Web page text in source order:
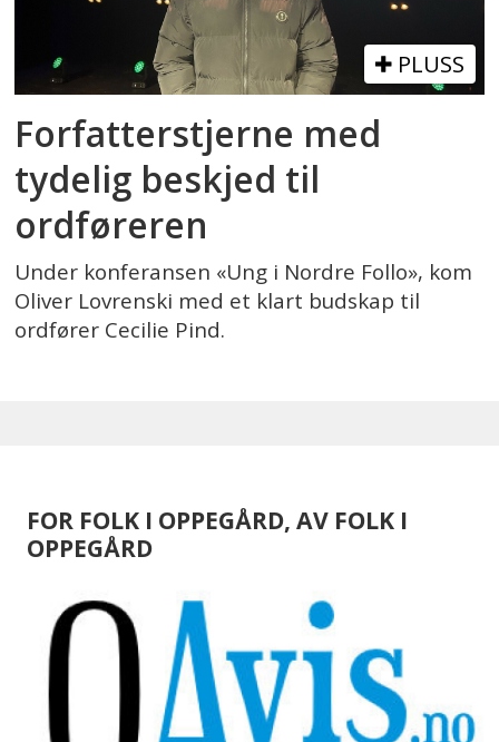
PLUSS
Forfatterstjerne med
tydelig beskjed til
ordføreren
Under konferansen «Ung i Nordre Follo», kom
Oliver Lovrenski med et klart budskap til
ordfører Cecilie Pind.
FOR FOLK I OPPEGÅRD, AV FOLK I
OPPEGÅRD